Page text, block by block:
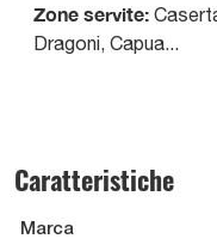
Zone servite:
Dragoni, Capua...
Caratteristiche
Marca